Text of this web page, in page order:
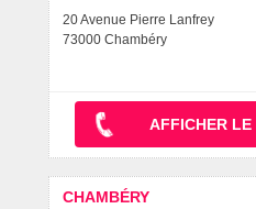
20 Avenue Pierre Lanfrey
73000 Chambéry
AFFICHER LE
CHAMBÉRY